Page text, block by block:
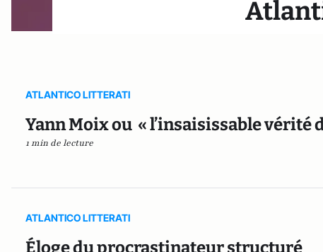
ATLANTICO LITTERATI
Yann Moix ou « l’insaisissable vérité
1 min de lecture
ATLANTICO LITTERATI
Éloge du procrastinateur structuré